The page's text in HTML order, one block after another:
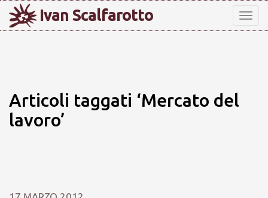
Ivan Scalfarotto
Articoli taggati ‘Mercato del
lavoro’